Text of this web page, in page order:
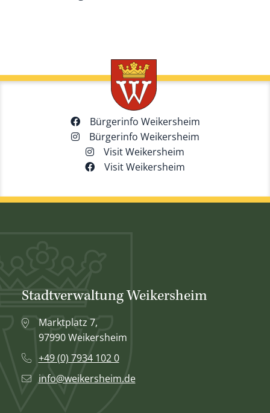
Bürgerinfo Weikersheim
Bürgerinfo Weikersheim
Visit Weikersheim
Visit Weikersheim
Stadtverwaltung Weikersheim
Marktplatz 7,
97990 Weikersheim
+49 (0) 7934 102 0
info@weikersheim.de